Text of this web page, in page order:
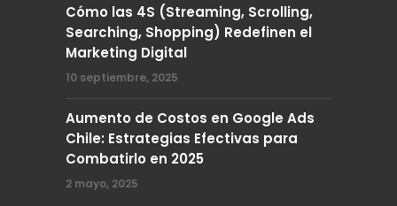
Cómo las 4S (Streaming, Scrolling,
Searching, Shopping) Redefinen el
Marketing Digital
10 septiembre, 2025
Aumento de Costos en Google Ads
Chile: Estrategias Efectivas para
Combatirlo en 2025
2 mayo, 2025